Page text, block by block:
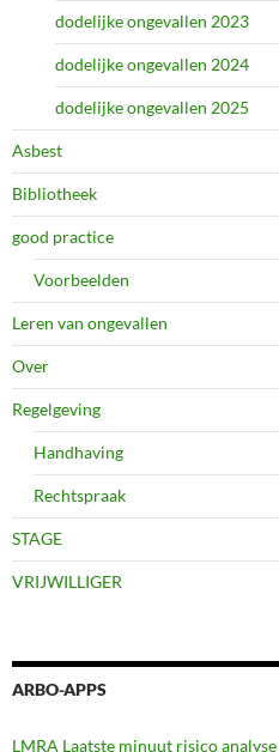
dodelijke ongevallen 2023
dodelijke ongevallen 2024
dodelijke ongevallen 2025
Asbest
Bibliotheek
good practice
Voorbeelden
Leren van ongevallen
Over
Regelgeving
Handhaving
Rechtspraak
STAGE
VRIJWILLIGER
ARBO-APPS
LMRA Laatste minuut risico analyse